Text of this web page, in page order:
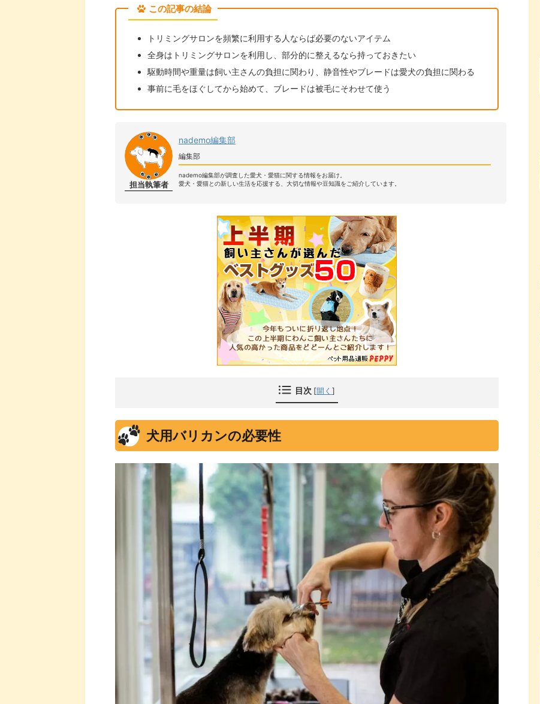
この記事の結論
トリミングサロンを頻繁に利用する人ならば必要のないアイテム
全身はトリミングサロンを利用し、部分的に整えるなら持っておきたい
駆動時間や重量は飼い主さんの負担に関わり、静音性やブレードは愛犬の負担に関わる
事前に毛をほぐしてから始めて、ブレードは被毛にそわせて使う
担当執筆者
nademo編集部
編集部
nademo編集部が調査した愛犬・愛猫に関する情報をお届け。
愛犬・愛猫との新しい生活を応援する、大切な情報や豆知識をご紹介しています。
目次 [開く ]
犬用バリカンの必要性